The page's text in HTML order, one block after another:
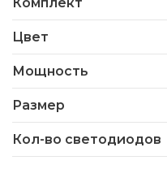
Цвет
Мощность
Размер
Кол-во светодиодов